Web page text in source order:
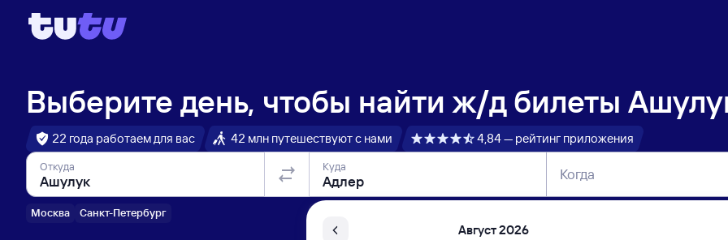
Выберите день, чтобы найти ж/д билеты
22 года работаем для вас 42 млн путешествуют с нами 4,84 — рейтинг приложения
Откуда
Москва Санкт-Петербург
Куда Когда
Август 2026